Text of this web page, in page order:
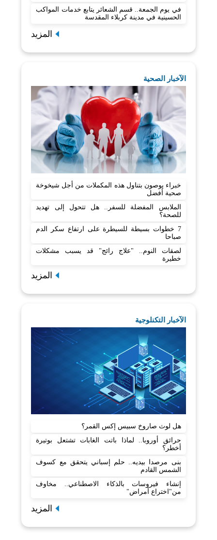
في يوم الجمعة.. قسم الشعائر يتابع خدمات المواكب
الحسينية في مدينة كربلاء المقدسة
المزيد
الآخبار الصحية
خبراء يوصون بتناول هذه المكملات من أجل شيخوخة
صحية أفضل
الملابس المفضلة للسفر.. هل تتحول إلى تهديد
للصحة؟
7 خطوات بسيطة للسيطرة على ارتفاع سكر الدم
صباحا
لصقات النوم.. "علاج رائج" قد يسبب مشكلات
خطيرة
المزيد
الآخبار التكنلوجية
هل لوث صاروخ سبيس إكس القمر؟
حرائق أوروبا.. لماذا باتت الغابات تشتعل بوتيرة
أخطر؟
بنى مرصدا بيديه.. حلم إسباني يتحقق مع كسوف
الشمس القادم
إنشاء فيروسات بالذكاء الاصطناعي.. مخاوف
من"اختراع أمراض"
المزيد